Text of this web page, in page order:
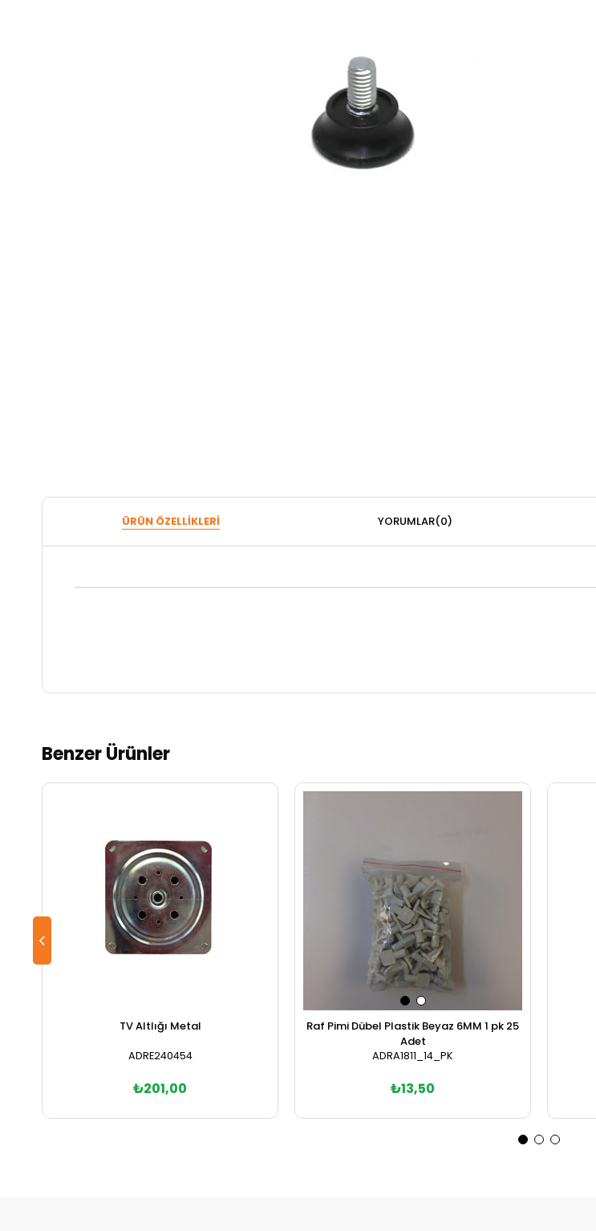
ÜRÜN ÖZELLIKLERI YORUMLAR(0)
Benzer Ürünler
TV Altlığı Metal
ADRE240454
₺201,00
Raf Pimi Dübel Plastik Beyaz 6MM 1 pk 25
Adet
ADRA1811_14_PK
₺13,50